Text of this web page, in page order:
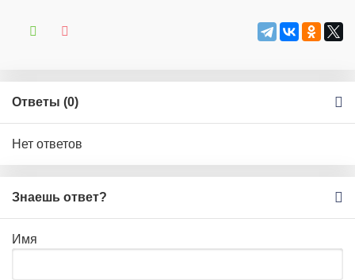
Ответы (0)
Нет ответов
Знаешь ответ?
Имя